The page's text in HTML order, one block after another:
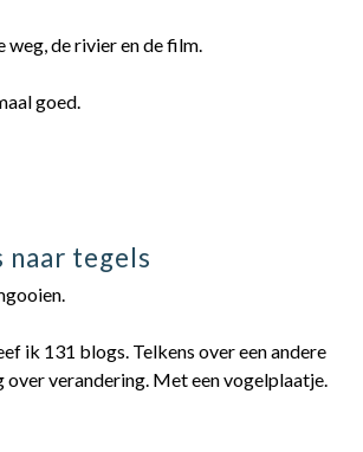
de rivier en de film.
goed.
naar tegels
ik 131 blogs. Telkens over een andere
over verandering. Met een vogelplaatje.